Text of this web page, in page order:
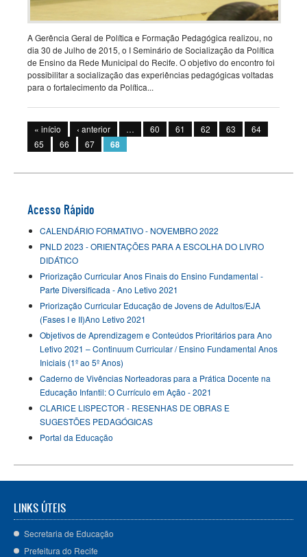
A Gerência Geral de Política e Formação Pedagógica realizou, no
dia 30 de Julho de 2015, o I Seminário de Socialização da Política
de Ensino da Rede Municipal do Recife. O objetivo do encontro foi
possibilitar a socialização das experiências pedagógicas voltadas
para o fortalecimento da Política...
Páginas
« início ‹ anterior … 60 61 62 63
64
65
66 67 68
Acesso Rápido
CALENDÁRIO FORMATIVO - NOVEMBRO 2022
PNLD 2023 - ORIENTAÇÕES PARA A ESCOLHA DO LIVRO
DIDÁTICO
Priorização Curricular Anos Finais do Ensino Fundamental -
Parte Diversificada - Ano Letivo 2021
Priorização Curricular Educação de Jovens de Adultos/EJA
(Fases I e II)Ano Letivo 2021
Objetivos de Aprendizagem e Conteúdos Prioritários para Ano
Letivo 2021 – Continuum Curricular / Ensino Fundamental Anos
Iniciais (1º ao 5º Anos)
Caderno de Vivências Norteadoras para a Prática Docente na
Educação Infantil: O Currículo em Ação - 2021
CLARICE LISPECTOR - RESENHAS DE OBRAS E
SUGESTÕES PEDAGÓGICAS
Portal da Educação
LINKS ÚTEIS
Secretaria de Educação
Prefeitura do Recife